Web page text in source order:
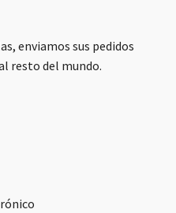
enviamos sus pedidos
resto del mundo.